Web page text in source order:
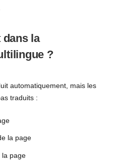
dans la
?
automatiquement, mais les
traduits :
la page
la page